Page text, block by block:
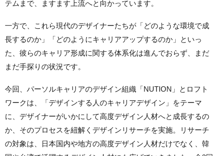
テムまで、ますます上流へと向かっています。
一方で、これら現代のデザイナーたちが「どのような環境で成
長するのか」「どのようにキャリアアップするのか」といっ
た、彼らのキャリア形成に関する体系化は進んでおらず、まだ
まだ手探りの状況です。
今回、パーソルキャリアのデザイン組織「NUTION」とロフト
ワークは、「デザインする人のキャリアデザイン」をテーマ
に、デザイナーがいかにして高度デザイン人材へと成長するの
か、そのプロセスを紐解くデザインリサーチを実施。リサーチ
の対象は、日本国内や地方の高度デザイン人材だけでなく、韓